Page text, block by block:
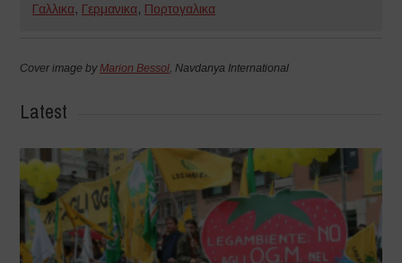
Γαλλικα, Γερμανικα, Πορτογαλικα
Cover image by Marion Bessol , Navdanya International
Latest